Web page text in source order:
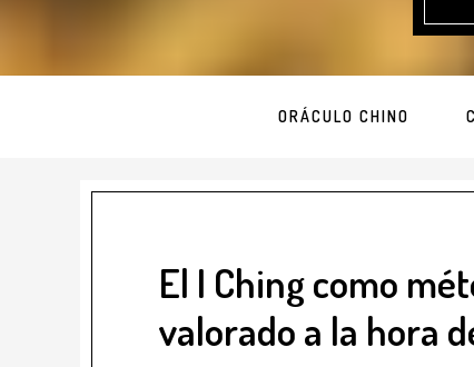
ORÁCULO CHINO
El I Ching como
valorado a la hora